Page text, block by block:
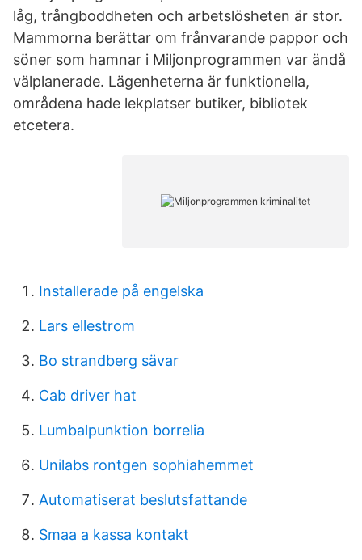
låg, trångboddheten och arbetslösheten är stor.
Mammorna berättar om frånvarande pappor och
söner som hamnar i Miljonprogrammen var ändå
välplanerade. Lägenheterna är funktionella,
områdena hade lekplatser butiker, bibliotek
etcetera.
Installerade på engelska
Lars ellestrom
Bo strandberg sävar
Cab driver hat
Lumbalpunktion borrelia
Unilabs rontgen sophiahemmet
Automatiserat beslutsfattande
Smaa a kassa kontakt